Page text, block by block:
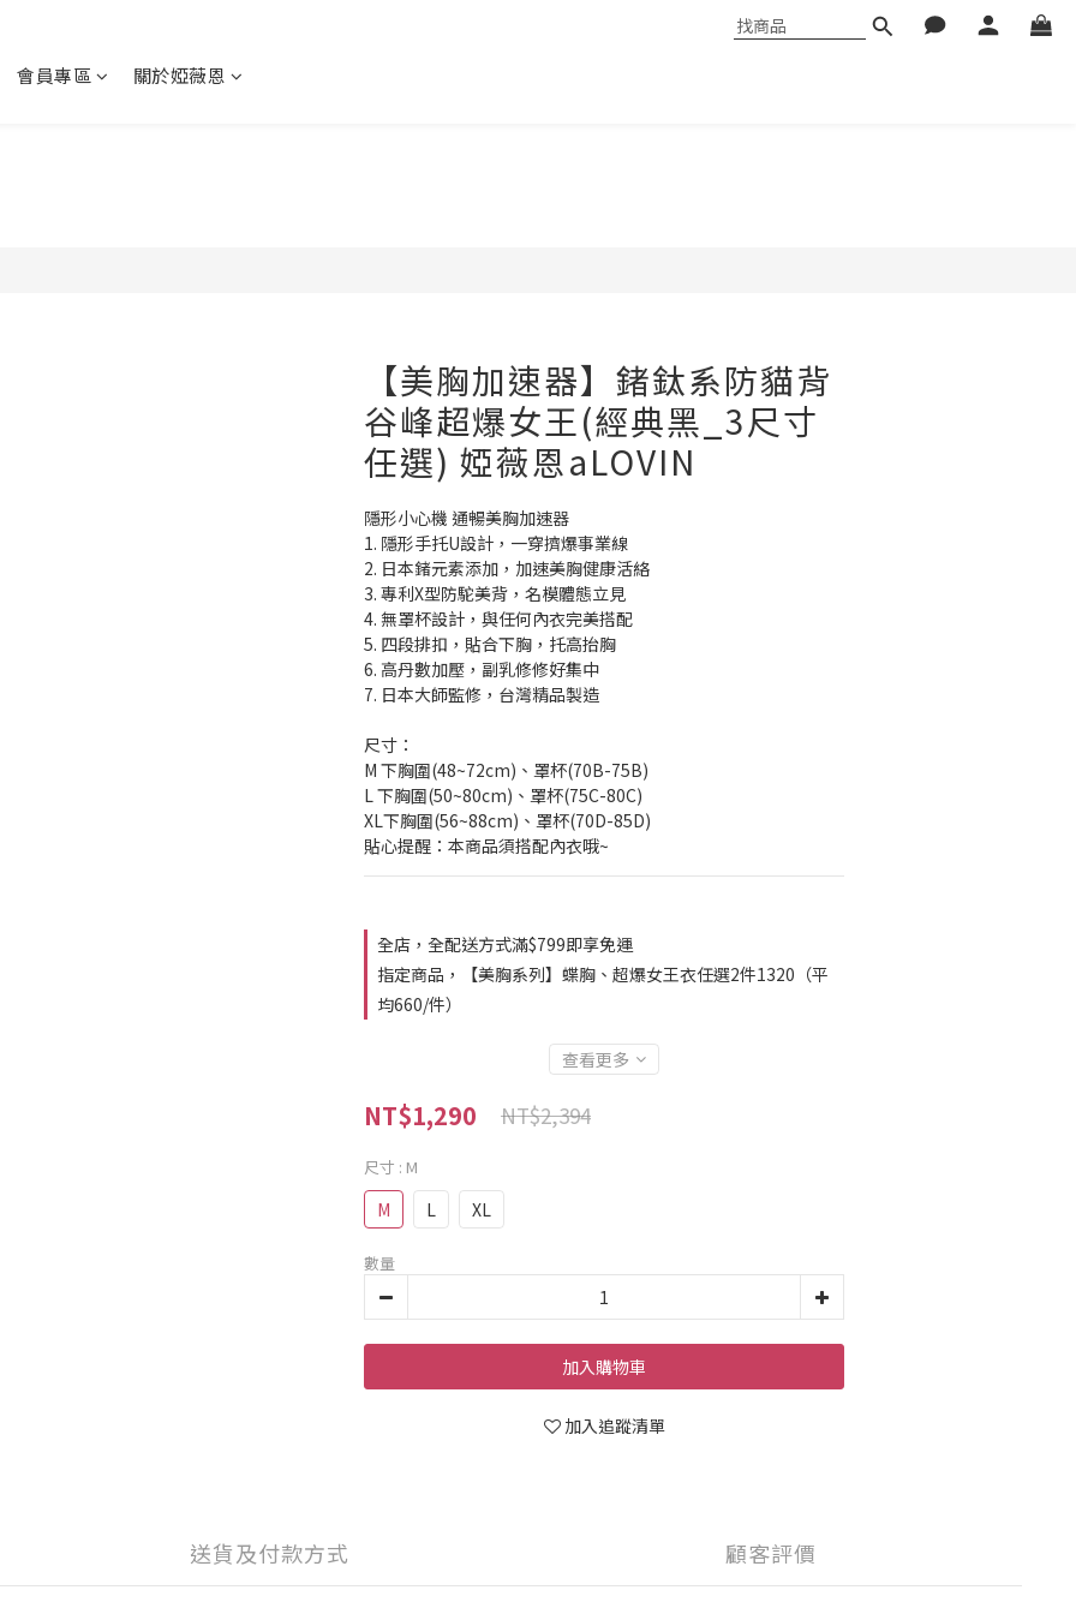
會員專區 關於婭薇恩
【美胸加速器】鍺鈦系防貓背
谷峰超爆女王(經典黑_3尺寸
任選) 婭薇恩aLOVIN
隱形小心機 通暢美胸加速器
1. 隱形手托U設計，一穿擠爆事業線
2. 日本鍺元素添加，加速美胸健康活絡
3. 專利X型防駝美背，名模體態立見
4. 無罩杯設計，與任何內衣完美搭配
5. 四段排扣，貼合下胸，托高抬胸
6. 高丹數加壓，副乳修修好集中
7. 日本大師監修，台灣精品製造
尺寸：
M 下胸圍(48~72cm)、罩杯(70B-75B)
L 下胸圍(50~80cm)、罩杯(75C-80C)
XL下胸圍(56~88cm)、罩杯(70D-85D)
貼心提醒：本商品須搭配內衣哦~
全店，全配送方式滿$799即享免運
指定商品，【美胸系列】蝶胸、超爆女王衣任選2件1320（平
均660/件）
查看更多
NT$1,290 NT$2,394
尺寸 : M
M L XL
數量
加入購物車
加入追蹤清單
送貨及付款方式 顧客評價